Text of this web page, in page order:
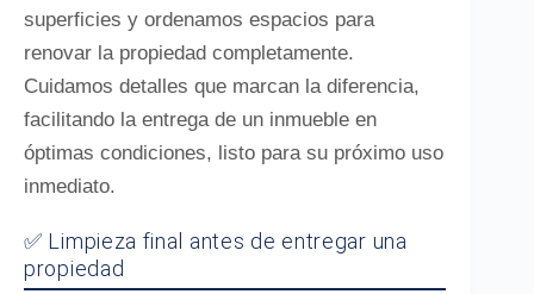
superficies y ordenamos espacios para
renovar la propiedad completamente.
Cuidamos detalles que marcan la diferencia,
facilitando la entrega de un inmueble en
óptimas condiciones, listo para su próximo uso
inmediato.
✅ Limpieza final antes de entregar una
propiedad